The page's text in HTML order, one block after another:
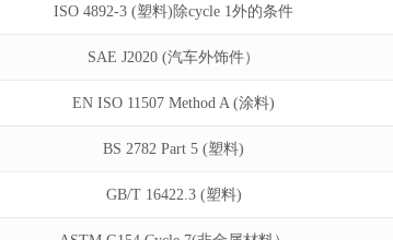
ISO 4892-3 (塑料)除cycle 1外的条件
SAE J2020 (汽车外饰件）
EN ISO 11507 Method A (涂料)
BS 2782 Part 5 (塑料)
GB/T 16422.3 (塑料)